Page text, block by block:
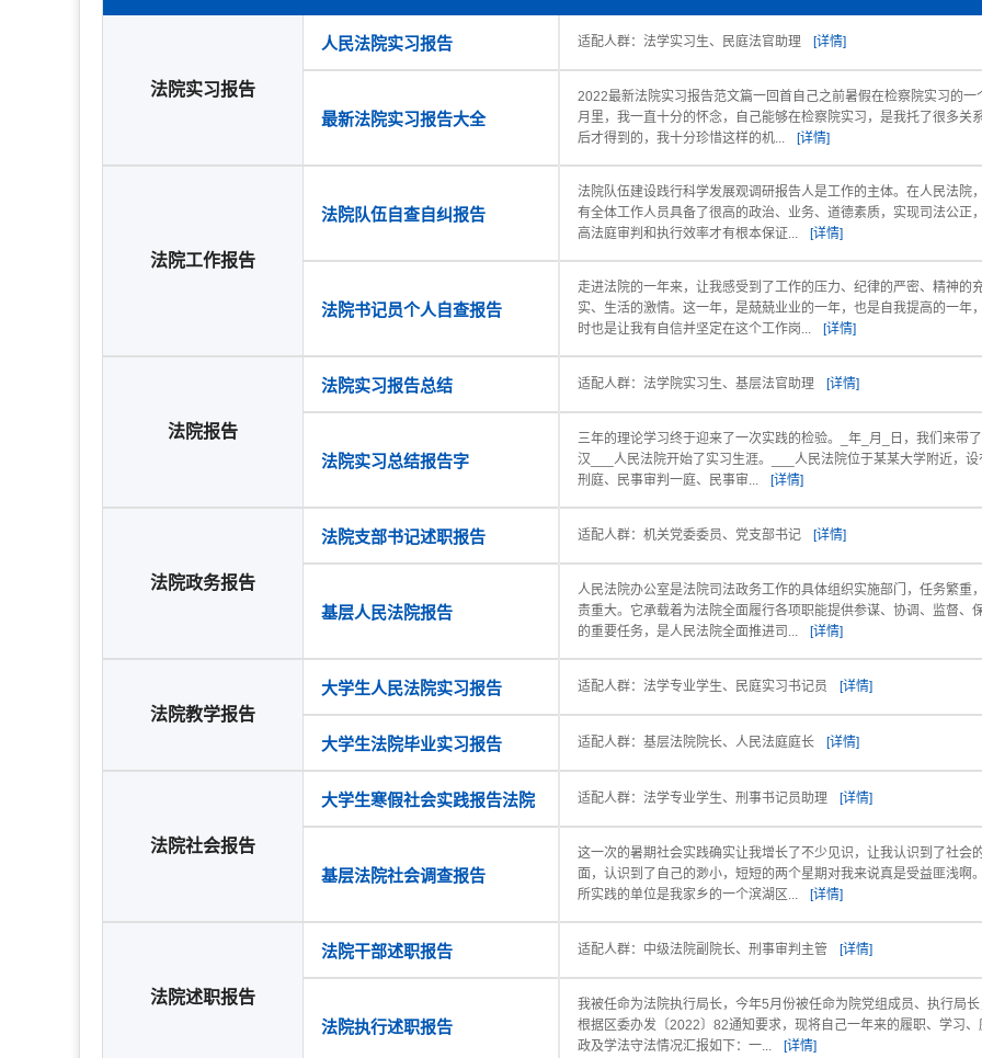
法院实习报告
人民法院实习报告 适配人群：法学实习生、民庭法官助理 [详情]
最新法院实习报告大全
2022最新法院实习报告范文篇一回首自己之前暑假在检察院实习的一
月里，我一直十分的怀念，自己能够在检察院实习，是我托了很多关
后才得到的，我十分珍惜这样的机...
[详情]
法院工作报告
法院队伍自查自纠报告
法院队伍建设践行科学发展观调研报告人是工作的主体。在人民法院
有全体工作人员具备了很高的政治、业务、道德素质，实现司法公正
高法庭审判和执行效率才有根本保证...
[详情]
法院书记员个人自查报告
走进法院的一年来，让我感受到了工作的压力、纪律的严密、精神的
实、生活的激情。这一年，是兢兢业业的一年，也是自我提高的一年
时也是让我有自信并坚定在这个工作岗...
[详情]
法院报告
法院实习报告总结 适配人群：法学院实习生、基层法官助理 [详情]
法院实习总结报告字
三年的理论学习终于迎来了一次实践的检验。_年_月_日，我们来带
汉___人民法院开始了实习生涯。___人民法院位于某某大学附近，设
刑庭、民事审判一庭、民事审...
[详情]
法院政务报告
法院支部书记述职报告 适配人群：机关党委委员、党支部书记 [详情]
基层人民法院报告
人民法院办公室是法院司法政务工作的具体组织实施部门，任务繁重
责重大。它承载着为法院全面履行各项职能提供参谋、协调、监督、
的重要任务，是人民法院全面推进司...
[详情]
法院教学报告
大学生人民法院实习报告 适配人群：法学专业学生、民庭实习书记员 [详情]
大学生法院毕业实习报告 适配人群：基层法院院长、人民法庭庭长 [详情]
法院社会报告
大学生寒假社会实践报告法院 适配人群：法学专业学生、刑事书记员助理 [详情]
基层法院社会调查报告
这一次的暑期社会实践确实让我增长了不少见识，让我认识到了社会
面，认识到了自己的渺小，短短的两个星期对我来说真是受益匪浅啊
所实践的单位是我家乡的一个滨湖区...
[详情]
法院述职报告
法院干部述职报告 适配人群：中级法院副院长、刑事审判主管 [详情]
法院执行述职报告
我被任命为法院执行局长，今年5月份被任命为院党组成员、执行局
根据区委办发〔2022〕82通知要求，现将自己一年来的履职、学习、
政及学法守法情况汇报如下：一...
[详情]